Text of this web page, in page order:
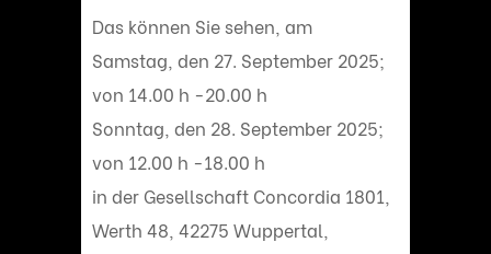
Das können Sie sehen, am
Samstag, den 27. September 2025;
von 14.00 h -20.00 h
Sonntag, den 28. September 2025;
von 12.00 h -18.00 h
in der Gesellschaft Concordia 1801,
Werth 48, 42275 Wuppertal,